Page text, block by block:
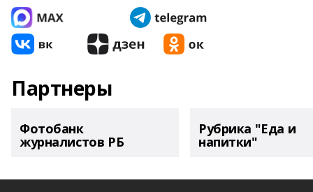
Партнеры
Фотобанк
журналистов РБ
Рубрика "Еда и
напитки"